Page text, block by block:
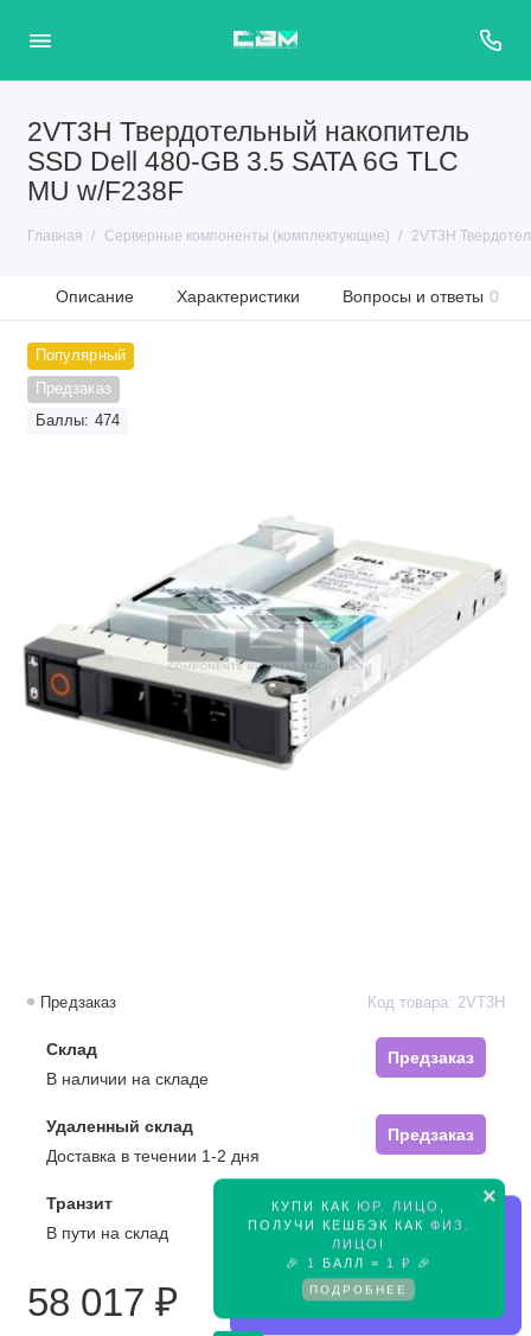
2VT3H Твердотельный накопитель
SSD Dell 480-GB 3.5 SATA 6G TLC
MU w/F238F
Главная Серверные компоненты (комплектующие) 2VT3H
Описание Характеристики Вопросы и ответы 0
Популярный
Предзаказ
Баллы: 474
×
КУПИ КАК ЮР. ЛИЦО
ПОЛУЧИ КЕШБЭК КАК ФИЗ.
ЛИЦО !
🎉
1 БАЛЛ = 1 ₽ 🎉
ПОДРОБНЕЕ
Предзаказ Код товара: 2VT3H
Склад
Предзаказ
В наличии на складе
Удаленный склад
Предзаказ
Доставка в течении 1-2 дня
Транзит
Предзаказ
В пути на склад
58 017 ₽